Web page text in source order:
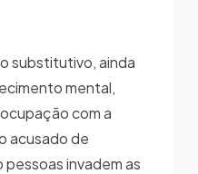
substitutivo, ainda
mental,
com a
acusado de
invadem as